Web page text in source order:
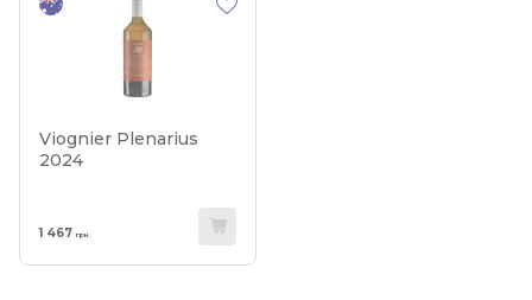
Viognier Plenarius
2024
1 467 грн.